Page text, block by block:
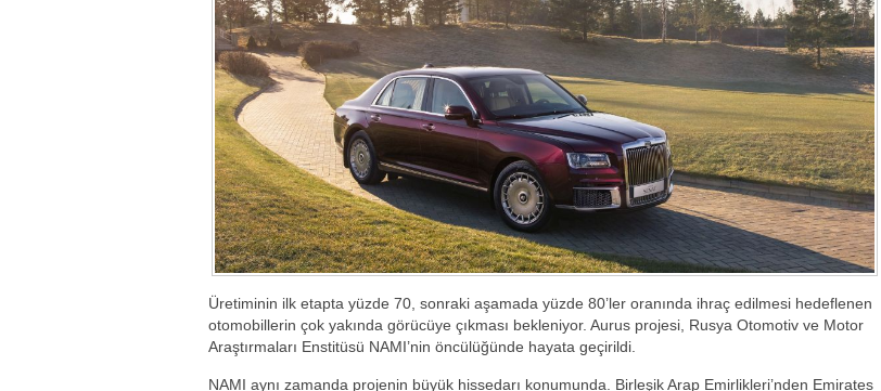
Üretiminin ilk etapta yüzde 70, sonraki aşamada yüzde 80’ler oranında ihraç edilmesi hedeflenen
otomobillerin çok yakında görücüye çıkması bekleniyor. Aurus projesi, Rusya Otomotiv ve Motor
Araştırmaları Enstitüsü NAMI’nin öncülüğünde hayata geçirildi.
NAMI aynı zamanda projenin büyük hissedarı konumunda. Birleşik Arap Emirlikleri’nden Emirates